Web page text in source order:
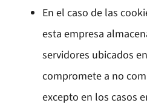
En el caso de las
esta empresa
servidores ubicados
compromete a no
excepto en los casos